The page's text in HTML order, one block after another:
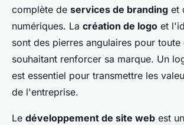
complète de services de branding et
numériques. La création de logo et
sont des pierres angulaires pour toute
souhaitant renforcer sa marque. Un
est essentiel pour transmettre les
de l'entreprise.
Le développement de site web est